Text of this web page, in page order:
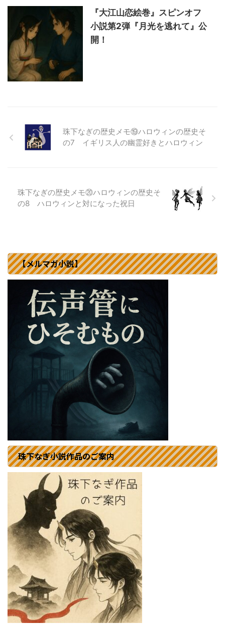
『大江山恋絵巻』スピンオフ
小説第2弾『月光を逃れて』公
開！
珠下なぎの歴史メモ⑲ハロウィンの歴史そ
の7 イギリス人の幽霊好きとハロウィン
珠下なぎの歴史メモ⑳ハロウィンの歴史そ
の8 ハロウィンと対になった祝日
【メルマガ小説】
珠下なぎ小説作品のご案内